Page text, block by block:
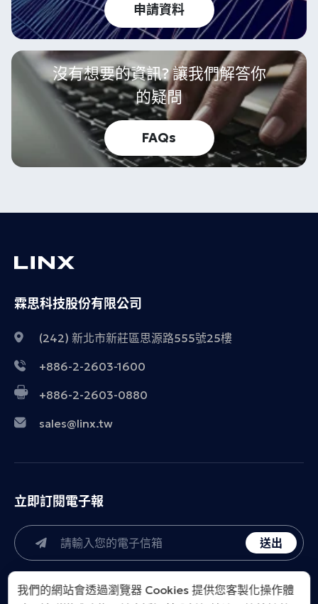
申請資料
沒有想要的資訊? 讓我們解答你
的疑問
FAQs
霖思科技股份有限公司
(242) 新北市新莊區思源路555號25樓
+886-2-2603-1600
+886-2-2603-0880
sales@linx.tw
立即訂閱電子報
送出
我們的網站會透過瀏覽器 Cookies 提供您客製化操作體